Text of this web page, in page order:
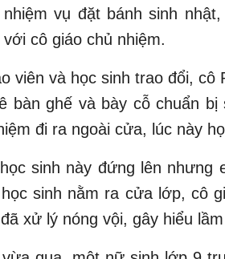
vụ đặt bánh sinh
cô giáo chủ nhiệm.
viên và học sinh trao đổi,
bàn ghế và bày cỗ chuẩn
đi ra ngoài cửa, lúc này
sinh này đứng lên nhưng
sinh nằm ra cửa lớp, cô
xử lý nóng vội, gây hiểu